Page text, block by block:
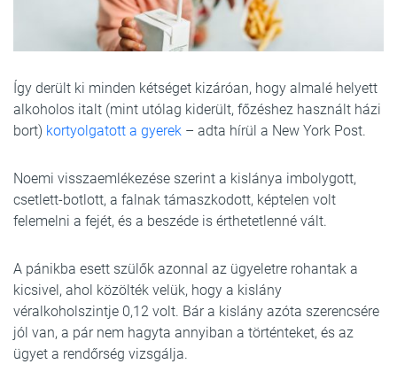
Így derült ki minden kétséget kizáróan, hogy almalé helyett
alkoholos italt (mint utólag kiderült, főzéshez használt házi
bort) kortyolgatott a gyerek – adta hírül a New York Post.
Noemi visszaemlékezése szerint a kislánya imbolygott,
csetlett-botlott, a falnak támaszkodott, képtelen volt
felemelni a fejét, és a beszéde is érthetetlenné vált.
A pánikba esett szülők azonnal az ügyeletre rohantak a
kicsivel, ahol közölték velük, hogy a kislány
véralkoholszintje 0,12 volt. Bár a kislány azóta szerencsére
jól van, a pár nem hagyta annyiban a történteket, és az
ügyet a rendőrség vizsgálja.